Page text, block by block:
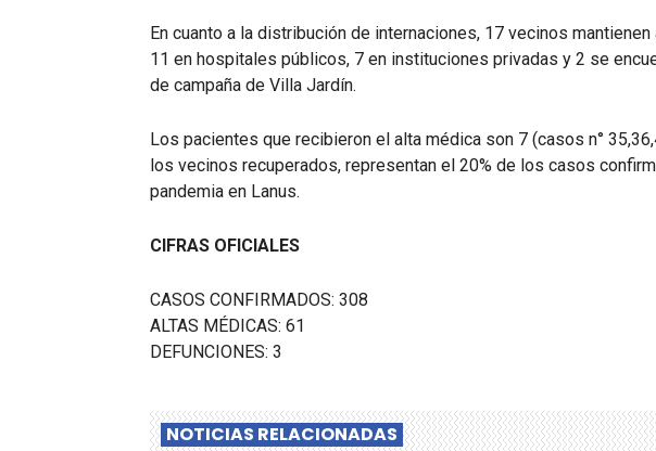
En cuanto a la distribución de internaciones, 17 vecinos
11 en hospitales públicos, 7 en instituciones privadas y 2 se
de campaña de Villa Jardín.
Los pacientes que recibieron el alta médica son 7 (casos n°
los vecinos recuperados, representan el 20% de los casos
pandemia en Lanus.
CIFRAS OFICIALES
CASOS CONFIRMADOS: 308
ALTAS MÉDICAS: 61
DEFUNCIONES: 3
NOTICIAS RELACIONADAS